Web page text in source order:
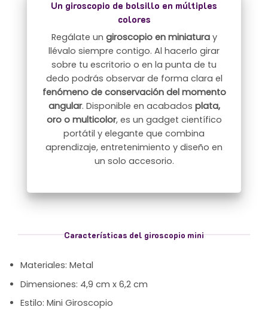
Un giroscopio de bolsillo en múltiples
colores
Regálate un giroscopio en miniaturay
llévalo siempre contigo. Al hacerlo girar
sobre tu escritorio o en la punta de tu
dedo podrás observar de forma clara el
fenómeno de conservación del momento
angular. Disponible en acabados plata,
oro o multicolor, es un gadget científico
portátil y elegante que combina
aprendizaje, entretenimiento y diseño en
un solo accesorio.
Características del giroscopio mini
Materiales: Metal
Dimensiones: 4,9 cm x 6,2 cm
Estilo: Mini Giroscopio